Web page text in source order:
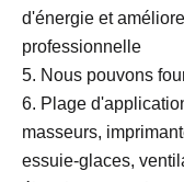
d'énergie et
professionnelle
5. Nous pouvons
6. Plage
masseurs,
essuie-glaces,